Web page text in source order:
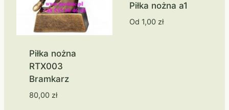
Piłka nożna
RTX003
Bramkarz
80,00 zł
Piłka nożna a1
Od 1,00 zł